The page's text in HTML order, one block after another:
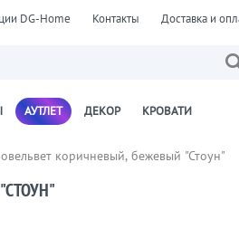
DG-Home Контакты Доставка и
АУТЛЕТ ДЕКОР КРОВАТИ
коричневый, бежевый "Стоун"